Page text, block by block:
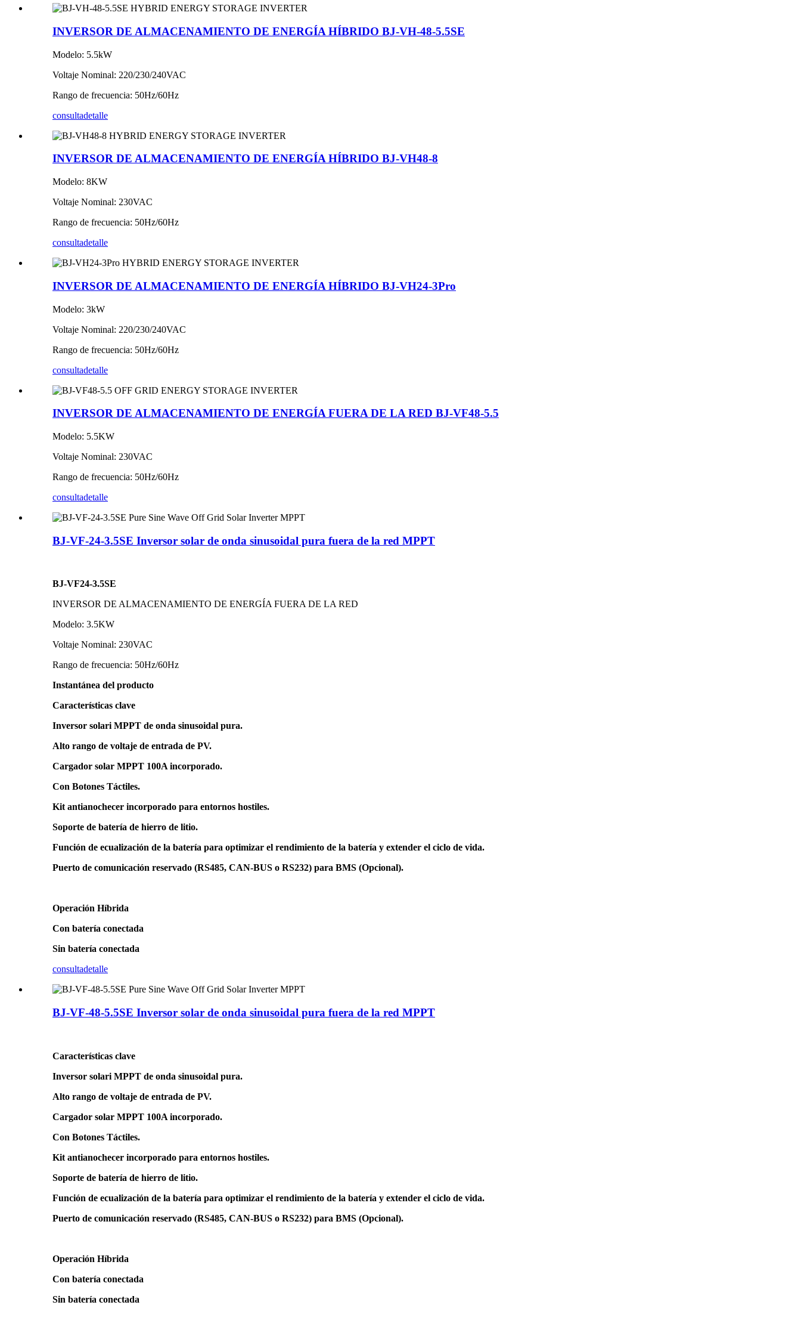
INVERSOR DE ALMACENAMIENTO DE ENERGÍA HÍBRIDO BJ-VH-48-5.5SE
Modelo: 5.5kW
Voltaje Nominal: 220/230/240VAC
Rango de frecuencia: 50Hz/60Hz
consultadetalle
INVERSOR DE ALMACENAMIENTO DE ENERGÍA HÍBRIDO BJ-VH48-8
Modelo: 8KW
Voltaje Nominal: 230VAC
Rango de frecuencia: 50Hz/60Hz
consultadetalle
INVERSOR DE ALMACENAMIENTO DE ENERGÍA HÍBRIDO BJ-VH24-3Pro
Modelo: 3kW
Voltaje Nominal: 220/230/240VAC
Rango de frecuencia: 50Hz/60Hz
consultadetalle
INVERSOR DE ALMACENAMIENTO DE ENERGÍA FUERA DE LA RED BJ-VF48-5.5
Modelo: 5.5KW
Voltaje Nominal: 230VAC
Rango de frecuencia: 50Hz/60Hz
consultadetalle
BJ-VF-24-3.5SE Inversor solar de onda sinusoidal pura fuera de la red MPPT
BJ-VF24-3.5SE
INVERSOR DE ALMACENAMIENTO DE ENERGÍA FUERA DE LA RED
Modelo: 3.5KW
Voltaje Nominal: 230VAC
Rango de frecuencia: 50Hz/60Hz
Instantánea del producto
Características clave
Inversor solari MPPT de onda sinusoidal pura.
Alto rango de voltaje de entrada de PV.
Cargador solar MPPT 100A incorporado.
Con Botones Táctiles.
Kit antianochecer incorporado para entornos hostiles.
Soporte de batería de hierro de litio.
Función de ecualización de la batería para optimizar el rendimiento de la batería y extender el ciclo de vida.
Puerto de comunicación reservado (RS485, CAN-BUS o RS232) para BMS (Opcional).
Operación Híbrida
Con batería conectada
Sin batería conectada
consultadetalle
BJ-VF-48-5.5SE Inversor solar de onda sinusoidal pura fuera de la red MPPT
Características clave
Inversor solari MPPT de onda sinusoidal pura.
Alto rango de voltaje de entrada de PV.
Cargador solar MPPT 100A incorporado.
Con Botones Táctiles.
Kit antianochecer incorporado para entornos hostiles.
Soporte de batería de hierro de litio.
Función de ecualización de la batería para optimizar el rendimiento de la batería y extender el ciclo de vida.
Puerto de comunicación reservado (RS485, CAN-BUS o RS232) para BMS (Opcional).
Operación Híbrida
Con batería conectada
Sin batería conectada